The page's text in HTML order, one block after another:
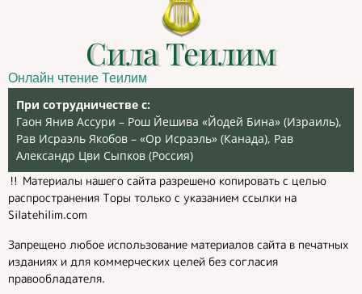
Сила Теилим
Онлайн чтение Теилим
При сотрудничестве с:
Гаон Янив Ассури – Рош Йешива «Йодей Бина» (Израиль),
Рав Исраэль Якобов – «Ор Исраэль» (Канада), Рав
Александр Цви Сыпков (Россия)
‼️ Материалы нашего сайта разрешено копировать с целью
распространения Торы только с указанием ссылки на
Silatehilim.com
Запрещено любое использование материалов сайта в печатных
изданиях и для коммерческих целей без согласия
правообладателя.